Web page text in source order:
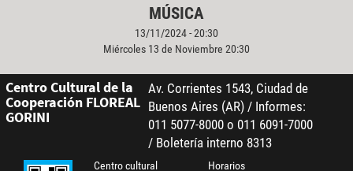
MÚSICA
13/11/2024 - 20:30
Miércoles 13 de Noviembre 20:30
Centro Cultural de la
Cooperación FLOREAL
GORINI
Av. Corrientes 1543, Ciudad de
Buenos Aires (AR) / Informes:
011 5077-8000 o 011 6091-7000
/ Boletería interno 8313
Centro cultural
Horarios